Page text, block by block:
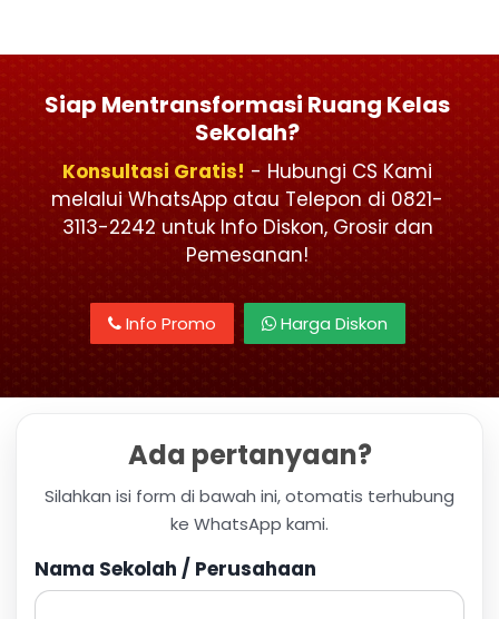
Siap Mentransformasi Ruang Kelas
Sekolah?
Konsultasi Gratis! - Hubungi CS Kami
melalui WhatsApp atau Telepon di 0821-
3113-2242 untuk Info Diskon, Grosir dan
Pemesanan!
Info Promo Harga Diskon
Ada pertanyaan?
Silahkan isi form di bawah ini, otomatis terhubung
ke WhatsApp kami.
Nama Sekolah / Perusahaan